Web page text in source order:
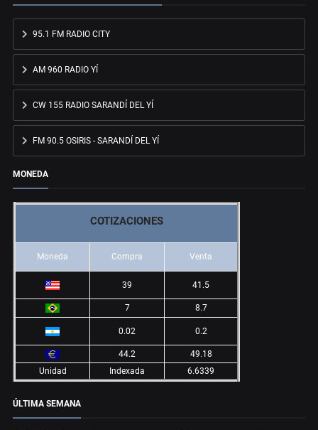
95.1 FM RADIO CITY
AM 960 RADIO YÍ
CW 155 RADIO SARANDÍ DEL YÍ
FM 90.5 OSIRIS - SARANDÍ DEL YÍ
MONEDA
COTIZACIONES
Moneda Compra Venta
39 41.5
7 8.7
0.02 0.2
44.2
49.18
Unidad
Indexada 6.6339
ÚLTIMA SEMANA